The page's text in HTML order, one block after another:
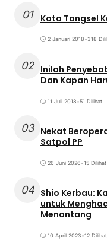
01 Kota Tangsel
2 Januari 2018•318
02 Inilah
Dan Kapan
11 Juli 2018•51 Dilihat
03 Nekat
Satpol PP
26 Juni 2026•15 Dilihat
04 Shio Kerbau:
untuk
Menantang
10 April 2023•12 Dilihat